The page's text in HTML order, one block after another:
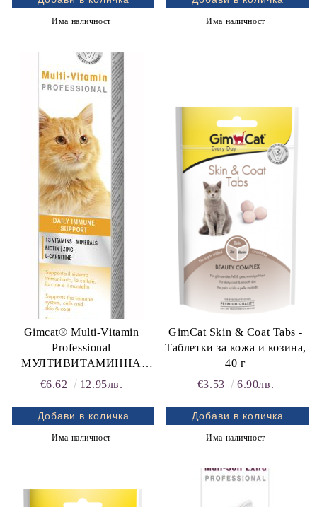
Има наличност
100 г
Има наличност
Gimcat® Multi-Vitamin
Professional
МУЛТИВИТАМИННА
ПАСТА -
ЕЖЕДНЕВНА ЗАЩИТА 50
г
€6.62 12.95лв.
Има наличност
GimCat Skin & Coat Tabs -
Таблетки за кожа и козина,
40 г
€3.53
6.90лв.
Има наличност